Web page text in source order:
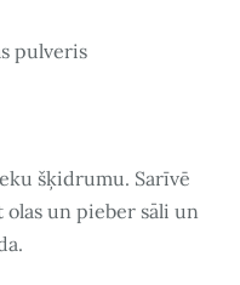
pulveris
šķidrumu. Sarīvē
un pieber sāli un